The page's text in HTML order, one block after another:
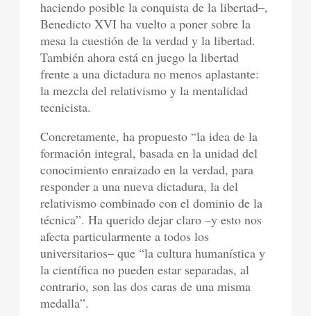
haciendo posible la conquista de la libertad–,
Benedicto XVI ha vuelto a poner sobre la
mesa la cuestión de la verdad y la libertad.
También ahora está en juego la libertad
frente a una dictadura no menos aplastante:
la mezcla del relativismo y la mentalidad
tecnicista.
Concretamente, ha propuesto “la idea de la
formación integral, basada en la unidad del
conocimiento enraizado en la verdad, para
responder a una nueva dictadura, la del
relativismo combinado con el dominio de la
técnica”. Ha querido dejar claro –y esto nos
afecta particularmente a todos los
universitarios– que “la cultura humanística y
la científica no pueden estar separadas, al
contrario, son las dos caras de una misma
medalla”.